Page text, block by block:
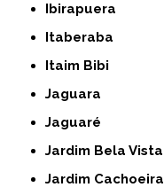
Ibirapuera
Itaberaba
Itaim Bibi
Jaguara
Jaguaré
Jardim Bela Vista
Jardim Cachoeira